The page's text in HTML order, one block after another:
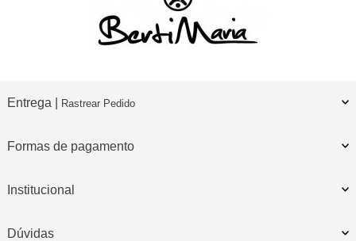
Entrega | Rastrear Pedido
Formas de pagamento
Institucional
Dúvidas